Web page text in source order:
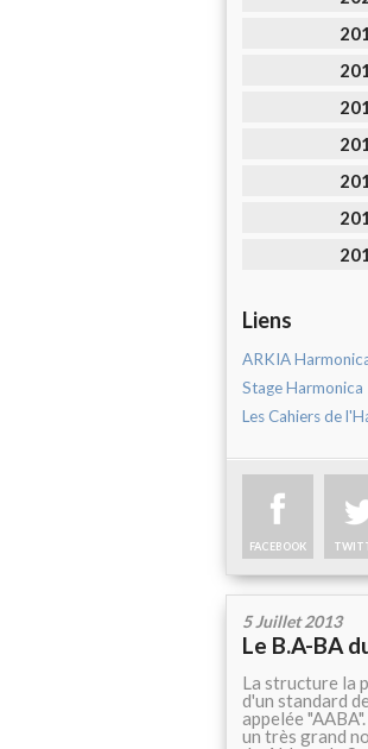
Liens
ARKIA
Stage Harmonica
Les Cahiers de
FACEBOOK
5 Juillet 2013
Le B.A-BA
La structure la
d'un standard
appelée
un très grand